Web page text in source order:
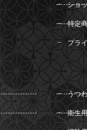
ショ
特定
プラ
うつ
衛生